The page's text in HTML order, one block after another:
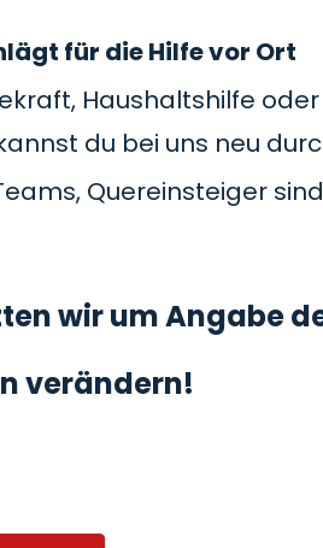
für die Hilfe vor Ort
Haushaltshilfe
du bei uns neu
Quereinsteiger
wir um Angabe
verändern!